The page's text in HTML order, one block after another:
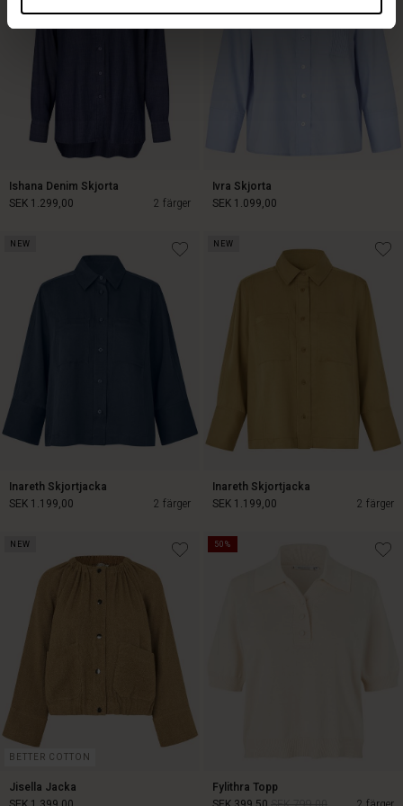
Ishana Denim Skjorta
2 färger
SEK 1.299,00
SEK 1.299,00
Ivra Skjorta
SEK 1.099,00
SEK 1.099,00
NEW
Inareth Skjortjacka
2 färger
SEK 1.199,00
SEK 1.199,00
NEW
Inareth Skjortjacka
2 färger
SEK 1.199,00
NEW
BETTER COTTON
Jisella Jacka
50%
Fylithra Topp